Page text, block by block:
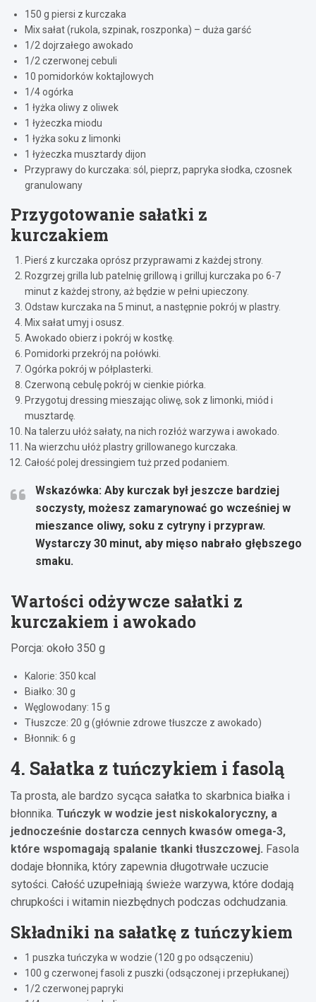
150 g piersi z kurczaka
Mix sałat (rukola, szpinak, roszponka) – duża garść
1/2 dojrzałego awokado
1/2 czerwonej cebuli
10 pomidorków koktajlowych
1/4 ogórka
1 łyżka oliwy z oliwek
1 łyżeczka miodu
1 łyżka soku z limonki
1 łyżeczka musztardy dijon
Przyprawy do kurczaka: sól, pieprz, papryka słodka, czosnek
granulowany
Przygotowanie sałatki z
kurczakiem
Pierś z kurczaka oprósz przyprawami z każdej strony.
Rozgrzej grilla lub patelnię grillową i grilluj kurczaka po 6-7
minut z każdej strony, aż będzie w pełni upieczony.
Odstaw kurczaka na 5 minut, a następnie pokrój w plastry.
Mix sałat umyj i osusz.
Awokado obierz i pokrój w kostkę.
Pomidorki przekrój na połówki.
Ogórka pokrój w półplasterki.
Czerwoną cebulę pokrój w cienkie piórka.
Przygotuj dressing mieszając oliwę, sok z limonki, miód i
musztardę.
Na talerzu ułóż sałaty, na nich rozłóż warzywa i awokado.
Na wierzchu ułóż plastry grillowanego kurczaka.
Całość polej dressingiem tuż przed podaniem.
Wskazówka: Aby kurczak był jeszcze bardziej
soczysty, możesz zamarynować go wcześniej w
mieszance oliwy, soku z cytryny i przypraw.
Wystarczy 30 minut, aby mięso nabrało głębszego
smaku.
Wartości odżywcze sałatki z
kurczakiem i awokado
Porcja: około 350 g
Kalorie: 350 kcal
Białko: 30 g
Węglowodany: 15 g
Tłuszcze: 20 g (głównie zdrowe tłuszcze z awokado)
Błonnik: 6 g
4. Sałatka z tuńczykiem i fasolą
Ta prosta, ale bardzo sycąca sałatka to skarbnica białka i
błonnika. Tuńczyk w wodzie jest niskokaloryczny, a
jednocześnie dostarcza cennych kwasów omega-3,
które wspomagają spalanie tkanki tłuszczowej. Fasola
dodaje błonnika, który zapewnia długotrwałe uczucie
sytości. Całość uzupełniają świeże warzywa, które dodają
chrupkości i witamin niezbędnych podczas odchudzania.
Składniki na sałatkę z tuńczykiem
1 puszka tuńczyka w wodzie (120 g po odsączeniu)
100 g czerwonej fasoli z puszki (odsączonej i przepłukanej)
1/2 czerwonej papryki